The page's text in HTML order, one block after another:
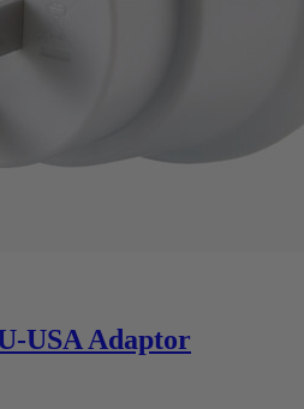
USA Adaptor